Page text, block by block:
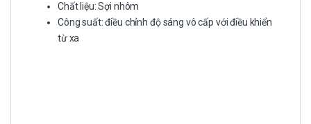
Chất liệu: Sợi nhôm
Công suất: điều chỉnh độ sáng vô cấp với điều khiển
từ xa